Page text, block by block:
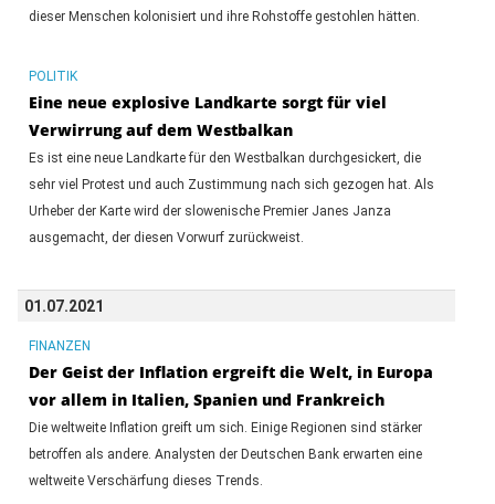
dieser Menschen kolonisiert und ihre Rohstoffe gestohlen hätten.
POLITIK
Eine neue explosive Landkarte sorgt für viel
Verwirrung auf dem Westbalkan
Es ist eine neue Landkarte für den Westbalkan durchgesickert, die
sehr viel Protest und auch Zustimmung nach sich gezogen hat. Als
Urheber der Karte wird der slowenische Premier Janes Janza
ausgemacht, der diesen Vorwurf zurückweist.
01.07.2021
FINANZEN
Der Geist der Inflation ergreift die Welt, in Europa
vor allem in Italien, Spanien und Frankreich
Die weltweite Inflation greift um sich. Einige Regionen sind stärker
betroffen als andere. Analysten der Deutschen Bank erwarten eine
weltweite Verschärfung dieses Trends.